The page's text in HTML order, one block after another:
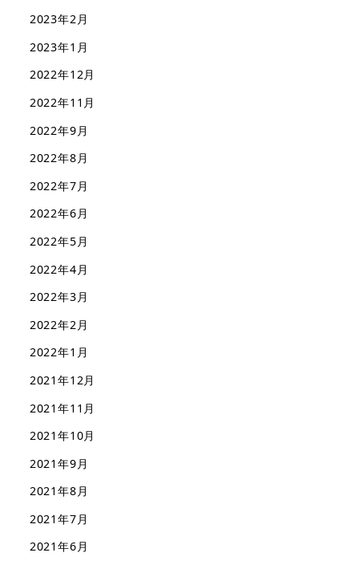
2023年2月
2023年1月
2022年12月
2022年11月
2022年9月
2022年8月
2022年7月
2022年6月
2022年5月
2022年4月
2022年3月
2022年2月
2022年1月
2021年12月
2021年11月
2021年10月
2021年9月
2021年8月
2021年7月
2021年6月